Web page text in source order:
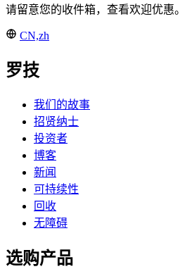
请留意您的收件箱，查看欢迎优惠。
CN,zh
罗技
我们的故事
招贤纳士
投资者
博客
新闻
可持续性
回收
无障碍
选购产品